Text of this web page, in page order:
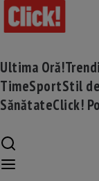
Ultima Oră!
TimeSportStil
SănătateClick!